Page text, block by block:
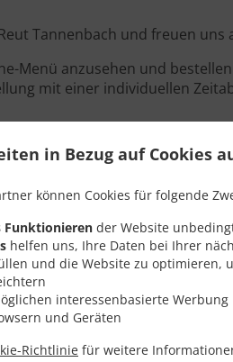
in Bezug auf Cookies
können Cookies für folgende
Funktionieren der Website
helfen uns, Ihre Daten bei Ihrer
und die Website zu optimieren,
interessenbasierte
und Geräten
Richtlinie für weitere
Tannenbach und freuen uns
Menü anzusehen und
mit einer individuellen
Angebote